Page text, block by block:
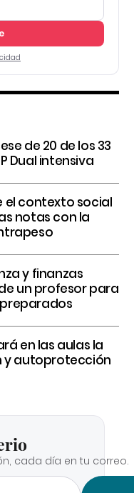
de 20 de los 33
Dual intensiva
el contexto social
notas con la
y finanzas
un profesor para
en las aulas la
y autoprotección
cada día en tu correo.